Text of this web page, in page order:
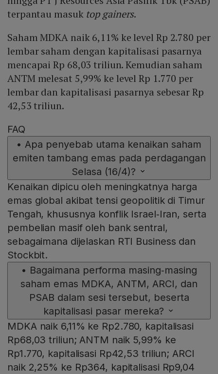
terpantau masuk top gainers.
Saham MDKA naik 6,11% ke level Rp 2.780 per
lembar saham dengan kapitalisasi pasarnya
mencapai Rp 68,03 triliun. Kemudian saham
ANTM melesat 5,99% ke level Rp 1.770 per
lembar dan kapitalisasi pasarnya sebesar Rp
42,53 triliun.
FAQ
• Apa penyebab utama kenaikan saham
emiten tambang emas pada perdagangan
Selasa (16/4)?
Kenaikan dipicu oleh meningkatnya harga
emas global akibat tensi geopolitik di Timur
Tengah, khususnya konflik Israel‑Iran, serta
pembelian masif oleh bank sentral,
sebagaimana dijelaskan RTI Business dan
Stockbit.
• Bagaimana performa masing‑masing
saham emas MDKA, ANTM, ARCI, dan
PSAB dalam sesi tersebut, beserta
kapitalisasi pasar mereka?
MDKA naik 6,11% ke Rp2.780, kapitalisasi
Rp68,03 triliun; ANTM naik 5,99% ke
Rp1.770, kapitalisasi Rp42,53 triliun; ARCI
naik 2,25% ke Rp364, kapitalisasi Rp9,04